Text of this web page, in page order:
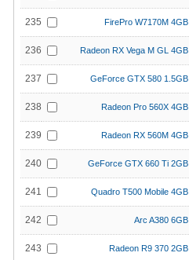
235 FirePro W7170M 4GB
236 Radeon RX Vega M GL 4GB
237 GeForce GTX 580 1.5GB
238 Radeon Pro 560X 4GB
239 Radeon RX 560M 4GB
240 GeForce GTX 660 Ti 2GB
241 Quadro T500 Mobile 4GB
242 Arc A380 6GB
243 Radeon R9 370 2GB